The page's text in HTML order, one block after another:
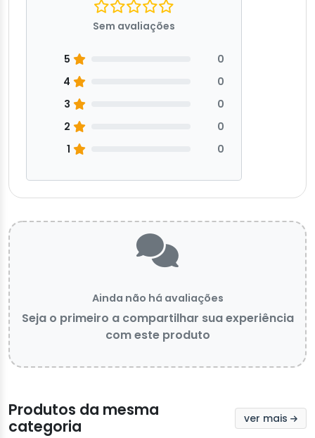
Sem avaliações
5
0
4
0
3
0
2
0
1
0
Ainda não há avaliações
Seja o primeiro a compartilhar sua experiência
com este produto
Produtos da mesma
categoria
ver mais